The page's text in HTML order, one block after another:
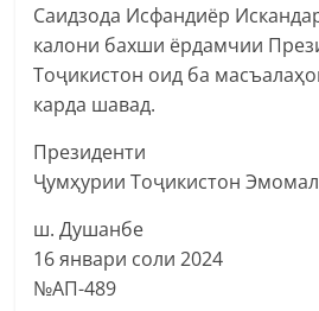
Саидзода Исфандиёр
калони бахши ёрдамчии
Тоҷикистон оид ба
карда шавад.
Президенти
Ҷумҳурии Тоҷикистон
ш. Душанбе
16 январи соли 2024
№АП-489